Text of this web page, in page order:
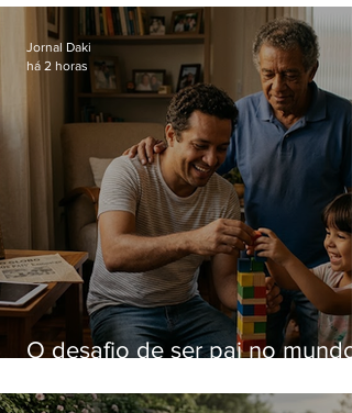
O desafio de ser pai no mundo
Jornal Daki
há 2 horas